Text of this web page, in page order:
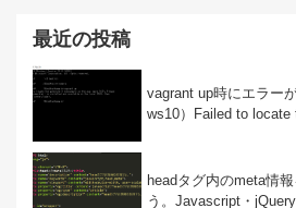
最近の投稿
vagrant up時にエラー
ws10）Failed to
headタグ内のmeta情
う。Javascript・jQuery